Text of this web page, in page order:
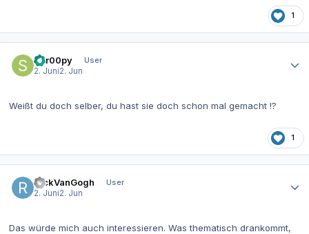
1
Scr00py
User
2. Juni2. Jun
Weißt du doch selber, du hast sie doch schon mal gemacht !?
1
RickVanGogh
User
2. Juni2. Jun
Das würde mich auch interessieren. Was thematisch drankommt,